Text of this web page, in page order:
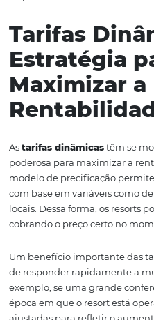
Outro benefício
dados. Cada interação
registrada e analisada,
comportamentos e
para ajustar a oferta de
Por fim, a
economias significativas
necessidade de papelada
os resorts podem operar
sustentável, contribuindo
responsável.